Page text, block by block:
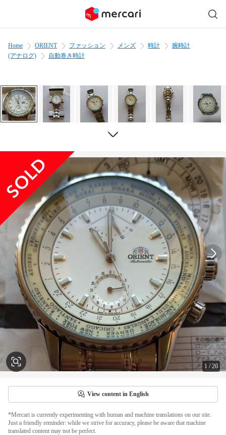
Home ORIENT ファッション メンズ 時計
腕時計
(アナログ)
自動巻き時計
1 /20
View content in English
*Mercari is currently experimenting with human and machine translations on our site.
Just a friendly reminder: while we strive for accuracy, please be aware that machine
translated content may not be perfect.